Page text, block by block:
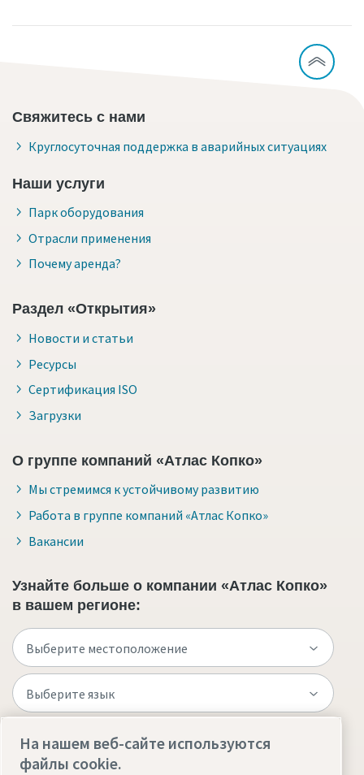
Свяжитесь с нами
Круглосуточная поддержка в аварийных ситуациях
Наши услуги
Парк оборудования
Отрасли применения
Почему аренда?
Раздел «Открытия»
Новости и статьи
Ресурсы
Сертификация ISO
Загрузки
О группе компаний «Атлас Копко»
Мы стремимся к устойчивому развитию
Работа в группе компаний «Атлас Копко»
Вакансии
Узнайте больше о компании «Атлас Копко»
в вашем регионе:
Посетите веб-сайт
На нашем веб-сайте используются
файлы cookie.